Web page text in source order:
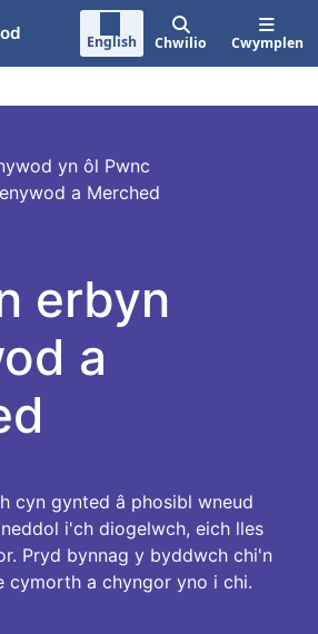
English Chwilio Cwymplen
yn ôl Pwnc
a Merched
erbyn
a
cyn gynted â phosibl wneud
i'ch diogelwch, eich lles
Pryd bynnag y byddwch chi'n
cymorth a chyngor yno i chi.